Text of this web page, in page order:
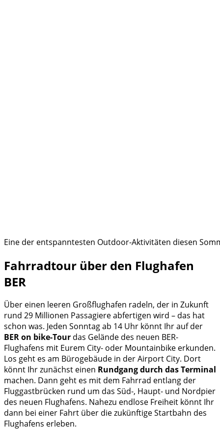
Eine der entspanntesten Outdoor-Aktivitäten diesen
Fahrradtour über den Flughafen
BER
Über einen leeren Großflughafen radeln, der in Zukunft
rund 29 Millionen Passagiere abfertigen wird – das hat
schon was. Jeden Sonntag ab 14 Uhr könnt Ihr auf der
BER on bike-Tour das Gelände des neuen BER-
Flughafens mit Eurem City- oder Mountainbike erkunden.
Los geht es am Bürogebäude in der Airport City. Dort
könnt Ihr zunächst einen Rundgang durch das Terminal
machen. Dann geht es mit dem Fahrrad entlang der
Fluggastbrücken rund um das Süd-, Haupt- und Nordpier
des neuen Flughafens. Nahezu endlose Freiheit könnt Ihr
dann bei einer Fahrt über die zukünftige Startbahn des
Flughafens erleben.